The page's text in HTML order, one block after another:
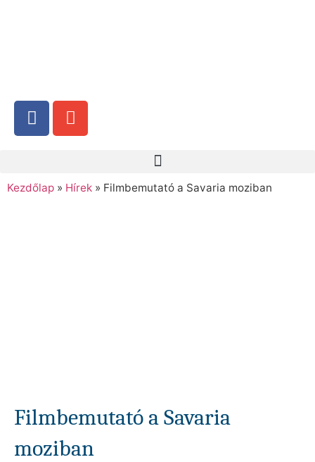
Kezdőlap » Hírek » Filmbemutató a Savaria moziban
Filmbemutató a Savaria
moziban